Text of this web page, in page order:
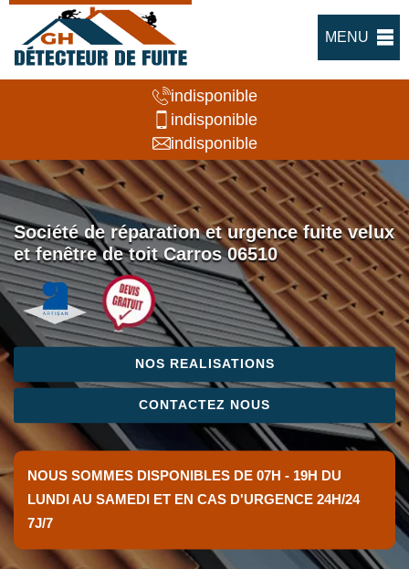
MENU
indisponible
indisponible
indisponible
Société de réparation et urgence fuite velux
et fenêtre de toit Carros 06510
NOS REALISATIONS
CONTACTEZ NOUS
NOUS SOMMES DISPONIBLES DE 07H - 19H DU
LUNDI AU SAMEDI ET EN CAS D'URGENCE 24H/24
7J/7